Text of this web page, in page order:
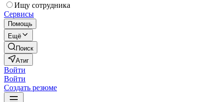
Ищу сотрудника
Сервисы
Помощь
Ещё
Поиск
Атиг
Войти
Войти
Создать резюме